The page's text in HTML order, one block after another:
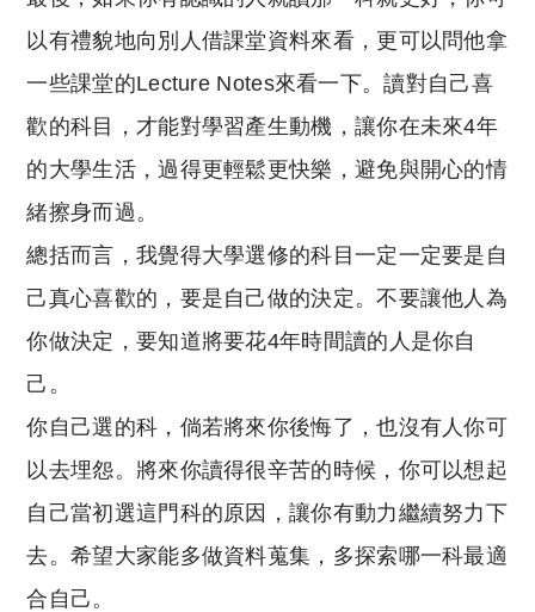
以有禮貌地向別人借課堂資料來看，更可以問他拿
一些課堂的Lecture Notes來看一下。讀對自己喜
歡的科目，才能對學習產生動機，讓你在未來4年
的大學生活，過得更輕鬆更快樂，避免與開心的情
緒擦身而過。
總括而言，我覺得大學選修的科目一定一定要是自
己真心喜歡的，要是自己做的決定。不要讓他人為
你做決定，要知道將要花4年時間讀的人是你自
己。
你自己選的科，倘若將來你後悔了，也沒有人你可
以去埋怨。將來你讀得很辛苦的時候，你可以想起
自己當初選這門科的原因，讓你有動力繼續努力下
去。希望大家能多做資料蒐集，多探索哪一科最適
合自己。